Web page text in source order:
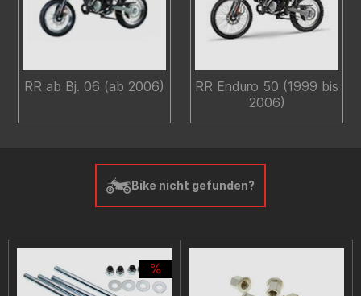
RR ab Bj. 06 (ab 2006)
RR Enduro 50 (1999 bis
2006)
Bike nicht gefunden?